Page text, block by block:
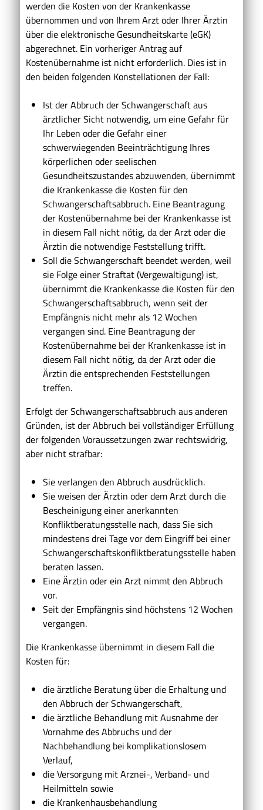
werden die Kosten von der Krankenkasse
übernommen und von Ihrem Arzt oder Ihrer Ärztin
über die elektronische Gesundheitskarte (eGK)
abgerechnet. Ein vorheriger Antrag auf
Kostenübernahme ist nicht erforderlich. Dies ist in
den beiden folgenden Konstellationen der Fall:
Ist der Abbruch der Schwangerschaft aus
ärztlicher Sicht notwendig, um eine Gefahr für
Ihr Leben oder die Gefahr einer
schwerwiegenden Beeinträchtigung Ihres
körperlichen oder seelischen
Gesundheitszustandes abzuwenden, übernimmt
die Krankenkasse die Kosten für den
Schwangerschaftsabbruch. Eine Beantragung
der Kostenübernahme bei der Krankenkasse ist
in diesem Fall nicht nötig, da der Arzt oder die
Ärztin die notwendige Feststellung trifft.
Soll die Schwangerschaft beendet werden, weil
sie Folge einer Straftat (Vergewaltigung) ist,
übernimmt die Krankenkasse die Kosten für den
Schwangerschaftsabbruch, wenn seit der
Empfängnis nicht mehr als 12 Wochen
vergangen sind. Eine Beantragung der
Kostenübernahme bei der Krankenkasse ist in
diesem Fall nicht nötig, da der Arzt oder die
Ärztin die entsprechenden Feststellungen
treffen.
Erfolgt der Schwangerschaftsabbruch aus anderen
Gründen, ist der Abbruch bei vollständiger Erfüllung
der folgenden Voraussetzungen zwar rechtswidrig,
aber nicht strafbar:
Sie verlangen den Abbruch ausdrücklich.
Sie weisen der Ärztin oder dem Arzt durch die
Bescheinigung einer anerkannten
Konfliktberatungsstelle nach, dass Sie sich
mindestens drei Tage vor dem Eingriff bei einer
Schwangerschaftskonfliktberatungsstelle haben
beraten lassen.
Eine Ärztin oder ein Arzt nimmt den Abbruch
vor.
Seit der Empfängnis sind höchstens 12 Wochen
vergangen.
Die Krankenkasse übernimmt in diesem Fall die
Kosten für:
die ärztliche Beratung über die Erhaltung und
den Abbruch der Schwangerschaft,
die ärztliche Behandlung mit Ausnahme der
Vornahme des Abbruchs und der
Nachbehandlung bei komplikationslosem
Verlauf,
die Versorgung mit Arznei-, Verband- und
Heilmitteln sowie
die Krankenhausbehandlung